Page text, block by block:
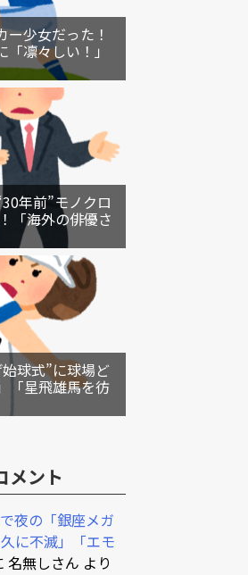
少女だった！
凛々しい！」
年前”モノクロ
「海外の俳優さ
球式”に球場ど
「星飛雄馬を彷
メント
夜の「銀座メガ
に不滅」「エモ
名無しさん より